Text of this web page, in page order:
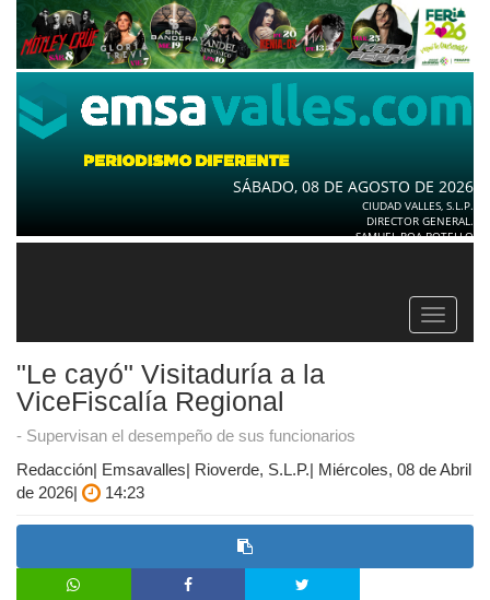
SÁBADO, 08 DE AGOSTO DE 2026
CIUDAD VALLES, S.L.P.
DIRECTOR GENERAL.
SAMUEL ROA BOTELLO
Toggle
"Le cayó" Visitaduría a la
ViceFiscalía Regional
- Supervisan el desempeño de sus funcionarios
Redacción| Emsavalles| Rioverde, S.L.P.| Miércoles, 08 de Abril
de 2026|
14:23